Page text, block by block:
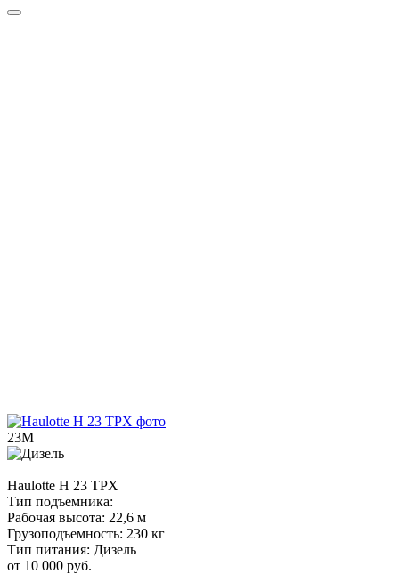
23М
Haulotte H 23 TPX
Тип подъемника:
Рабочая высота: 22,6 м
Грузоподъемность: 230 кг
Тип питания: Дизель
от 10 000 руб.